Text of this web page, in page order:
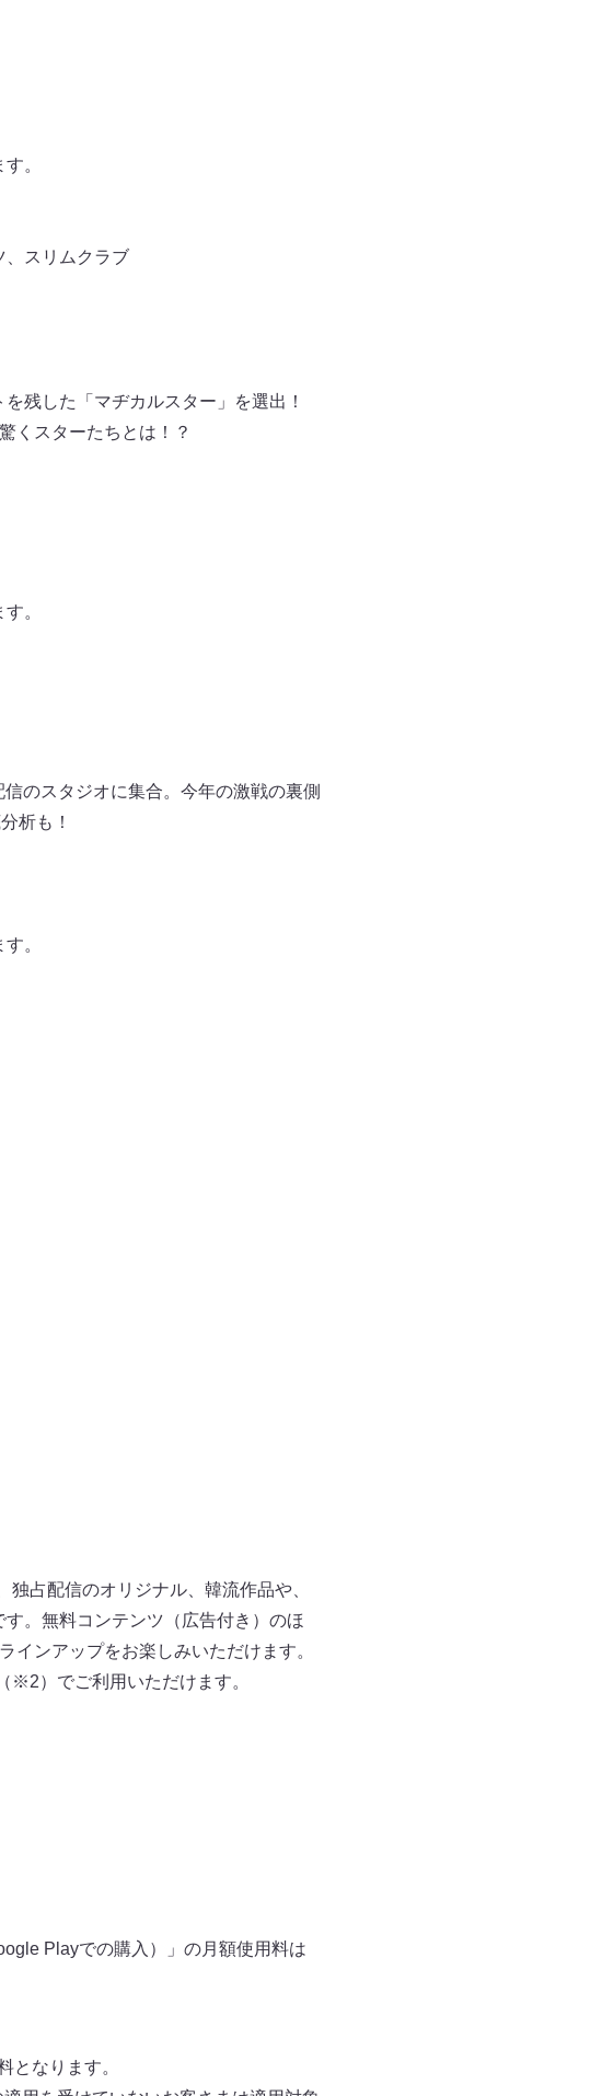
。
、スリムクラブ
を残した「マヂカルスター」を選出！
くスターたちとは！？
。
のスタジオに集合。今年の激戦の裏側
析も！
。
占配信のオリジナル、韓流作品や、
。無料コンテンツ（広告付き）のほ
ンアップをお楽しみいただけます。
※2）でご利用いただけます。
Playでの購入）」の月額使用料は
となります。